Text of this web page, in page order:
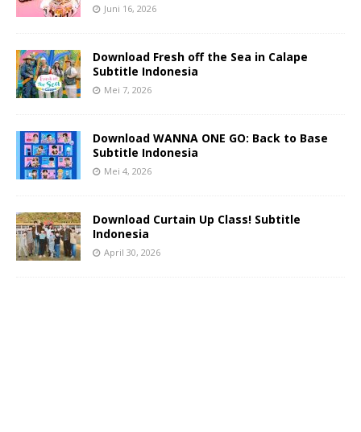
Juni 16, 2026
Download Fresh off the Sea in Calape
Subtitle Indonesia
Mei 7, 2026
Download WANNA ONE GO: Back to Base
Subtitle Indonesia
Mei 4, 2026
Download Curtain Up Class! Subtitle
Indonesia
April 30, 2026